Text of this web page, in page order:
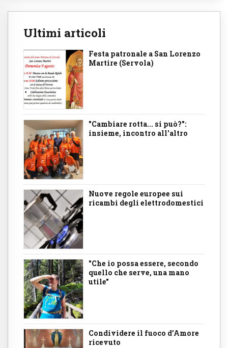
Ultimi articoli
Festa patronale a San Lorenzo
Martire (Servola)
"Cambiare rotta... si può?":
insieme, incontro all'altro
Nuove regole europee sui
ricambi degli elettrodomestici
"Che io possa essere, secondo
quello che serve, una mano
utile"
Condividere il fuoco d’Amore
ricevuto